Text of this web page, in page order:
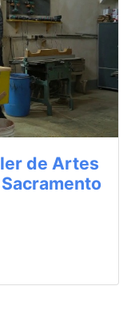
de Artes